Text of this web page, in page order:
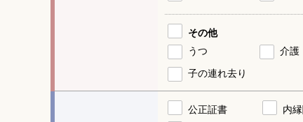
その他
うつ
介護
子の連れ去り
公正証書 内